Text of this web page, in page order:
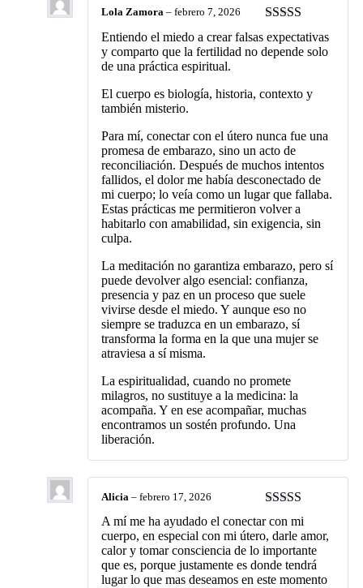
Valorado con
5de 5
Lola Zamora – febrero 7, 2026
Entiendo el miedo a crear falsas expectativas
y comparto que la fertilidad no depende solo
de una práctica espiritual.
El cuerpo es biología, historia, contexto y
también misterio.
Para mí, conectar con el útero nunca fue una
promesa de embarazo, sino un acto de
reconciliación. Después de muchos intentos
fallidos, el dolor me había desconectado de
mi cuerpo; lo veía como un lugar que fallaba.
Estas prácticas me permitieron volver a
habitarlo con amabilidad, sin exigencia, sin
culpa.
La meditación no garantiza embarazo, pero sí
puede devolver algo esencial: confianza,
presencia y paz en un proceso que suele
vivirse desde el miedo. Y aunque eso no
siempre se traduzca en un embarazo, sí
transforma la forma en la que una mujer se
atraviesa a sí misma.
La espiritualidad, cuando no promete
milagros, no sustituye a la medicina: la
acompaña. Y en ese acompañar, muchas
encontramos un sostén profundo. Una
liberación.
Valorado con
5de 5
Alicia – febrero 17, 2026
A mí me ha ayudado el conectar con mi
cuerpo, en especial con mi útero, darle amor,
calor y tomar consciencia de lo importante
que es, porque justamente es donde tendrá
lugar lo que mas deseamos en este momento